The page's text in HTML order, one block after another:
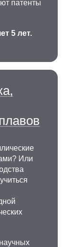
патенты
5 лет.
Или